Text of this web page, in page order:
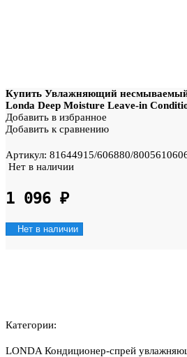
Купить Увлажняющий
Londa Deep Moisture Leave-in
Добавить в избранное
Добавить к сравнению
Артикул: 81644915/606880/
Нет в наличии
1 096 ₽
Нет в наличии
Категории:
LONDA Кондиционер-спрей